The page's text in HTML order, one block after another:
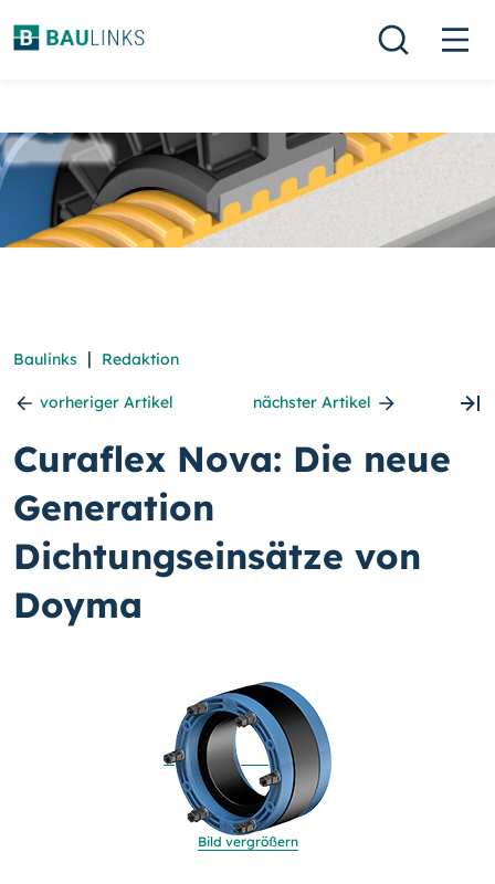
Baulinks | Redaktion
vorheriger Artikel nächster Artikel
Curaflex Nova: Die neue
Generation
Dichtungseinsätze von
Doyma
Bild vergrößern